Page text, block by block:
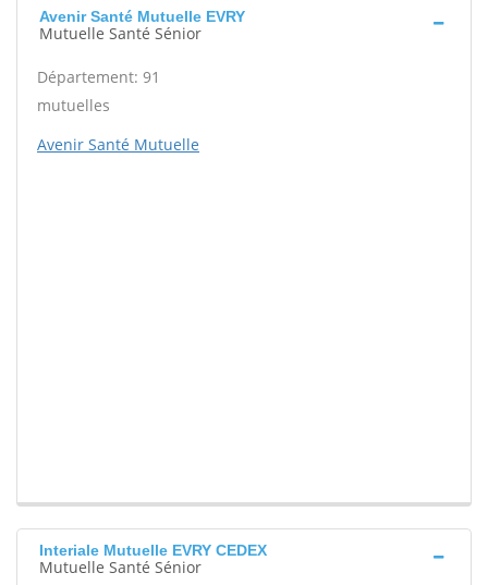
Avenir Santé Mutuelle EVRY
Mutuelle Santé Sénior
Département: 91
mutuelles
Avenir Santé Mutuelle
Interiale Mutuelle EVRY CEDEX
Mutuelle Santé Sénior